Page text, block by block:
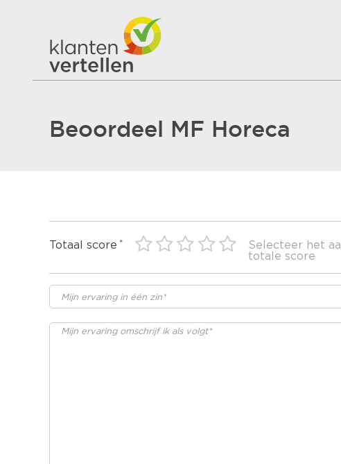
Beoordeel MF Horeca
Totaal score
Selecteer het
totale score